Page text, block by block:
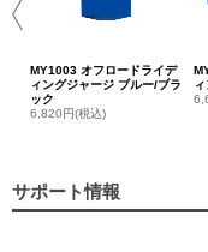
MY1003 オフロードライデ
ィングジャージ ブルー/ブラ
ック
6,820円(税込)
サポート情報